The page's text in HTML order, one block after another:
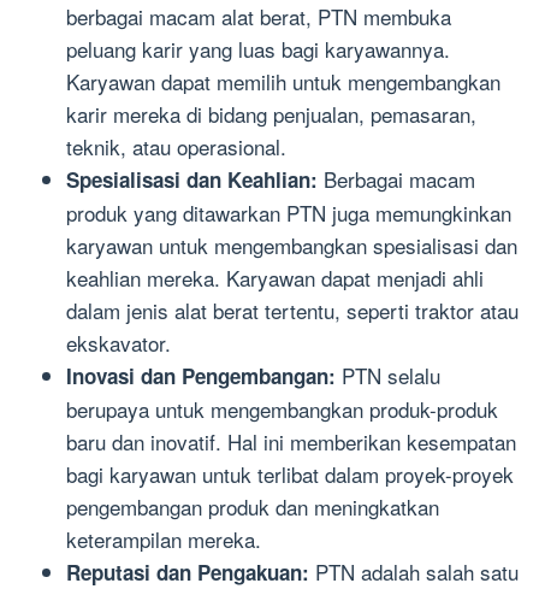
berbagai macam alat berat, PTN membuka
peluang karir yang luas bagi karyawannya.
Karyawan dapat memilih untuk mengembangkan
karir mereka di bidang penjualan, pemasaran,
teknik, atau operasional.
Spesialisasi dan Keahlian: Berbagai macam
produk yang ditawarkan PTN juga memungkinkan
karyawan untuk mengembangkan spesialisasi dan
keahlian mereka. Karyawan dapat menjadi ahli
dalam jenis alat berat tertentu, seperti traktor atau
ekskavator.
Inovasi dan Pengembangan: PTN selalu
berupaya untuk mengembangkan produk-produk
baru dan inovatif. Hal ini memberikan kesempatan
bagi karyawan untuk terlibat dalam proyek-proyek
pengembangan produk dan meningkatkan
keterampilan mereka.
Reputasi dan Pengakuan: PTN adalah salah satu